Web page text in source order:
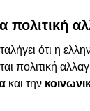
πολιτική
ότι η
πολιτική
και την